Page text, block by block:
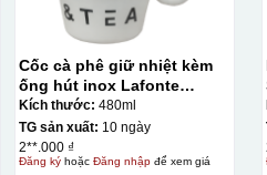
Bước 1: Tạo khuôn in để tạo
700-800 độ CBước 1: Tạo
trước khi dán nó lên gốm sứ,
giấy đặc biệt, và kích thước
sản phẩm, để khi dán không
Cốc cà phê giữ nhiệt kèm
ống hút inox Lafonte
480ML – 012782
Kích thước: 480ml
TG sản xuất: 10 ngày
2**.000 ₫
Đăng kýhoặc Đăng nhậpđể xem giá